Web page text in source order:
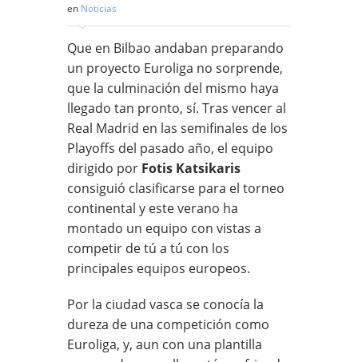
en Noticias
Que en Bilbao andaban preparando
un proyecto Euroliga no sorprende,
que la culminación del mismo haya
llegado tan pronto, sí. Tras vencer al
Real Madrid en las semifinales de los
Playoffs del pasado año, el equipo
dirigido por Fotis Katsikaris
consiguió clasificarse para el torneo
continental y este verano ha
montado un equipo con vistas a
competir de tú a tú con los
principales equipos europeos.
Por la ciudad vasca se conocía la
dureza de una competición como
Euroliga, y, aun con una plantilla